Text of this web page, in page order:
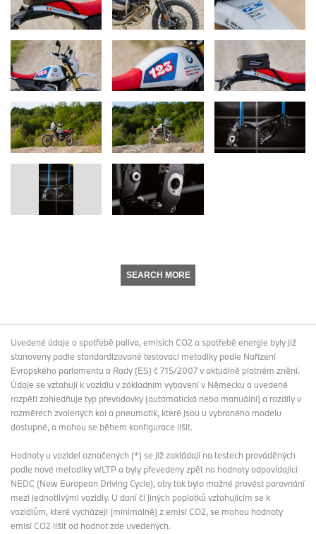
SEARCH MORE
Uvedené údaje o spotřebě paliva, emisích CO2 a spotřebě energie byly již
stanoveny podle standardizované testovací metodiky podle Nařízení
Evropského parlamentu a Rady (ES) č 715/2007 v aktuálně platném znění.
Údaje se vztahují k vozidlu v základním vybavení v Německu a uvedené
rozpětí zohledňuje typ převodovky (automatická nebo manuální) a rozdíly v
rozměrech zvolených kol a pneumatik, které jsou u vybraného modelu
dostupné, a mohou se během konfigurace lišit.
Hodnoty u vozidel označených (*) se již zakládají na testech prováděných
podle nové metodiky WLTP a byly převedeny zpět na hodnoty odpovídající
NEDC (New European Driving Cycle), aby tak bylo možné provést porovnání
mezi jednotlivými vozidly. U daní či jiných poplatků vztahujícím se k
vozidlům, které vycházejí (minimálně) z emisí CO2, se mohou hodnoty
emisí CO2 lišit od hodnot zde uvedených.